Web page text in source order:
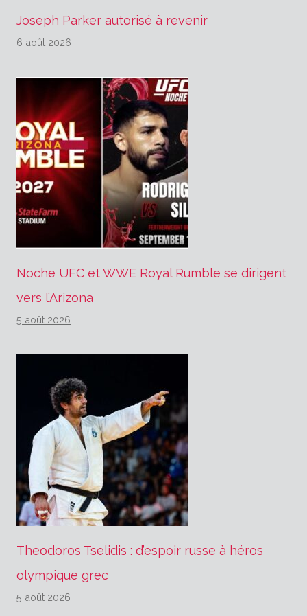
Joseph Parker autorisé à revenir
6 août 2026
Noche UFC et WWE Royal Rumble se dirigent
vers l’Arizona
5 août 2026
Theodoros Tselidis : d’espoir russe à héros
olympique grec
5 août 2026